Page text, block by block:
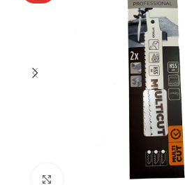
Clic para ampliar